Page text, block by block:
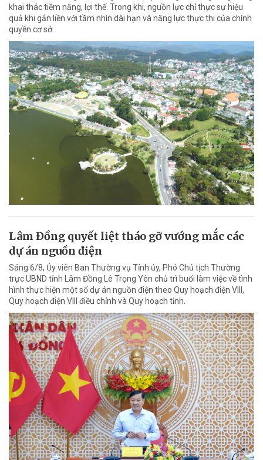
khai thác tiềm năng, lợi thế. Trong khi, nguồn lực chỉ thực sự hiệu
quả khi gắn liền với tầm nhìn dài hạn và năng lực thực thi của chính
quyền cơ sở.
Lâm Đồng quyết liệt tháo gỡ vướng mắc các
dự án nguồn điện
Sáng 6/8, Ủy viên Ban Thường vụ Tỉnh ủy, Phó Chủ tịch Thường
trực UBND tỉnh Lâm Đồng Lê Trọng Yên chủ trì buổi làm việc về tình
hình thực hiện một số dự án nguồn điện theo Quy hoạch điện VIII,
Quy hoạch điện VIII điều chỉnh và Quy hoạch tỉnh.